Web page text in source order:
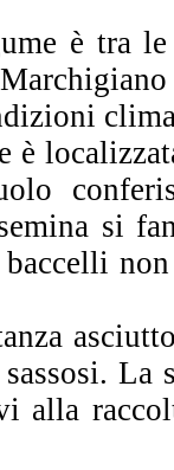
è tra
è
si
La
alla